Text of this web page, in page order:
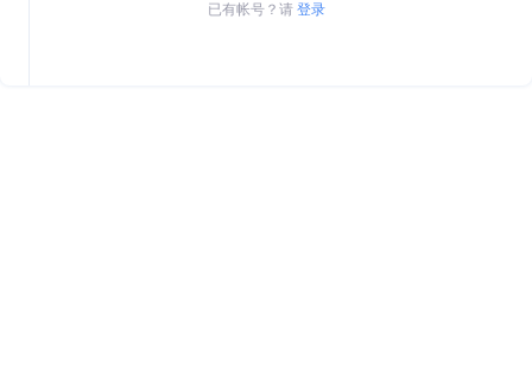
已有帐号？请 登录